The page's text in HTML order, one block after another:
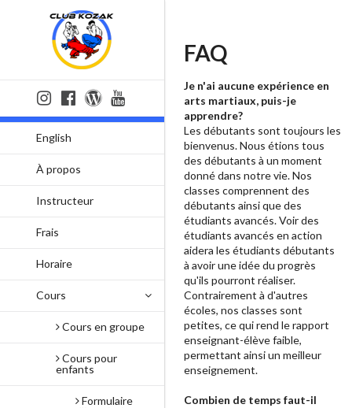
English
À propos
Instructeur
Frais
Horaire
Cours
Cours en groupe
Cours pour
enfants
Formulaire
FAQ
Je n'ai aucune expérience en
arts martiaux, puis-je
apprendre?
Les débutants sont toujours les
bienvenus. Nous étions tous
des débutants à un moment
donné dans notre vie. Nos
classes comprennent des
débutants ainsi que des
étudiants avancés. Voir des
étudiants avancés en action
aidera les étudiants débutants
à avoir une idée du progrès
qu'ils pourront réaliser.
Contrairement à d'autres
écoles, nos classes sont
petites, ce qui rend le rapport
enseignant-élève faible,
permettant ainsi un meilleur
enseignement.
Combien de temps faut-il